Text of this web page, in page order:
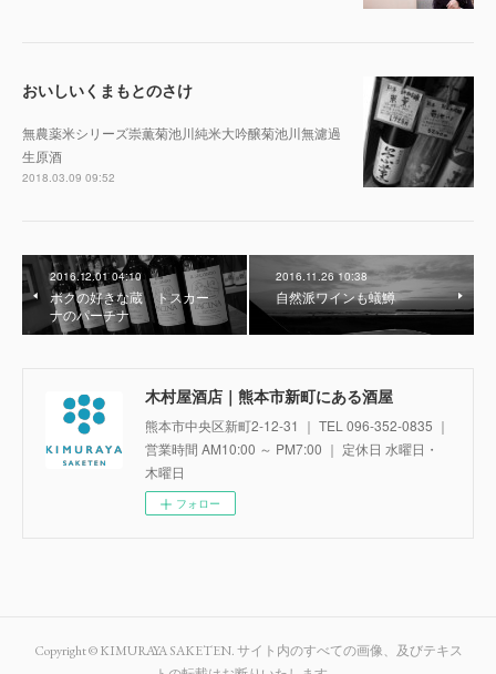
おいしいくまもとのさけ
無農薬米シリーズ崇薫菊池川純米大吟醸菊池川無濾過
生原酒
2018.03.09 09:52
2016.12.01 04:10
ボクの好きな蔵 トスカー
ナのパーチナ
2016.11.26 10:38
自然派ワインも蟻鱒
木村屋酒店｜熊本市新町にある酒屋
熊本市中央区新町2-12-31 ｜ TEL 096-352-0835 ｜
営業時間 AM10:00 ～ PM7:00 ｜ 定休日 水曜日・
木曜日
フォロー
Copyright © KIMURAYA SAKETEN. サイト内のすべての画像、及びテキス